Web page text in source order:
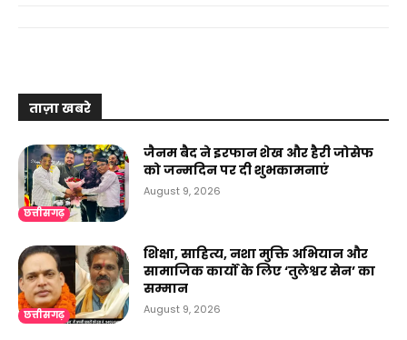
ताज़ा खबरे
छत्तीसगढ़
जैनम बैद ने इरफान शेख और हैरी जोसेफ
को जन्मदिन पर दी शुभकामनाएं
August 9, 2026
छत्तीसगढ़
शिक्षा, साहित्य, नशा मुक्ति अभियान और
सामाजिक कार्यों के लिए ‘तुलेश्वर सेन’ का
सम्मान
August 9, 2026